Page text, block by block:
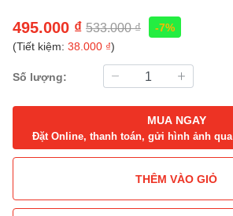
495.000 ₫ 533.000 ₫
-7%
(Tiết kiệm: 38.000 ₫)
Số lượng:
MUA NGAY
Đặt Online, thanh toán, gửi hình ảnh qua
THÊM VÀO GIỎ